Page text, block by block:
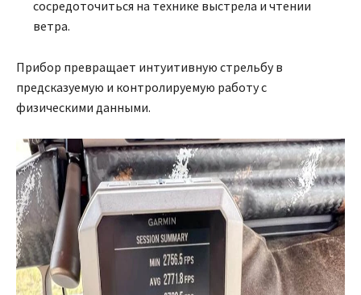
сосредоточиться на технике выстрела и чтении
ветра.
Прибор превращает интуитивную стрельбу в
предсказуемую и контролируемую работу с
физическими данными.